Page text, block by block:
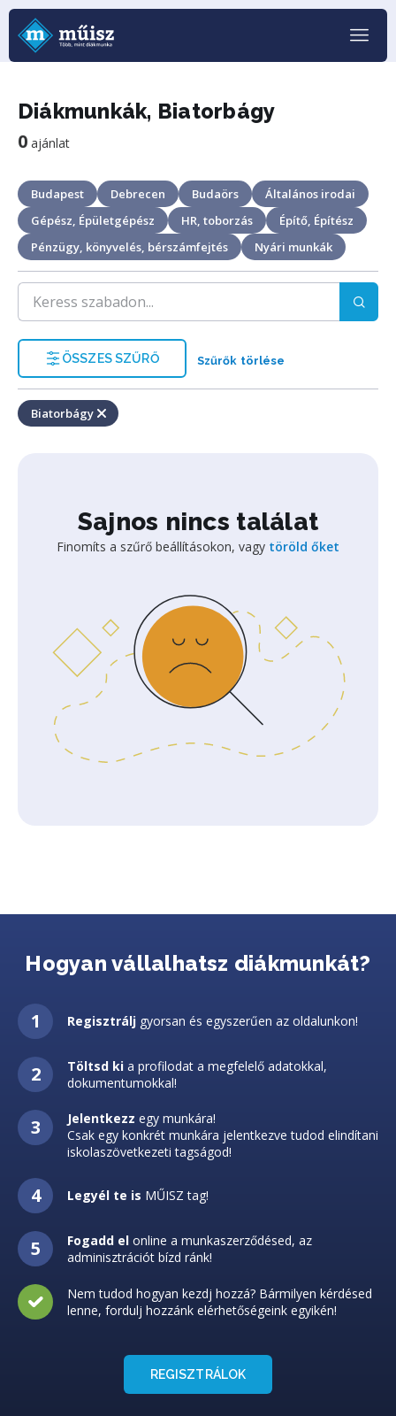
Diákmunkák, Biatorbágy
0 ajánlat
Budapest Debrecen Budaörs
Általános irodai
Gépész, Épületgépész
HR, toborzás
Építő, Építész
Pénzügy, könyvelés, bérszámfejtés
Nyári munkák
ÖSSZES SZŰRŐ Szűrők törlése
Biatorbágy
Sajnos nincs találat
Finomíts a szűrő beállításokon, vagy töröld őket
Hogyan vállalhatsz diákmunkát?
Regisztrálj gyorsan és egyszerűen az oldalunkon!
Töltsd ki a profilodat a megfelelő adatokkal,
dokumentumokkal!
Jelentkezz egy munkára!
Csak egy konkrét munkára jelentkezve tudod elindítani
iskolaszövetkezeti tagságod!
Legyél te is MŰISZ tag!
Fogadd el online a munkaszerződésed, az
adminisztrációt bízd ránk!
Nem tudod hogyan kezdj hozzá? Bármilyen kérdésed
lenne, fordulj hozzánk elérhetőségeink egyikén!
REGISZTRÁLOK